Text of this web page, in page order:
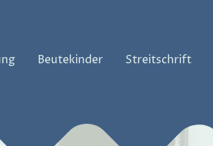
Beutekinder Streitschrift